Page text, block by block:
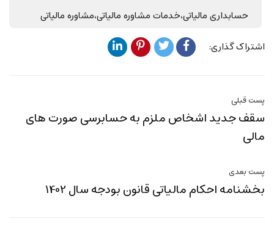
حسابداری مالیاتی،خدمات مشاوره مالیاتی،مشاوره مالیاتی
اشتراک گذاری:
پست قبلی
سقف جدید اشخاص ملزم به حسابرسی صورت های
مالی
پست بعدی
بخشنامه احکام مالیاتی قانون بودجه سال 1402